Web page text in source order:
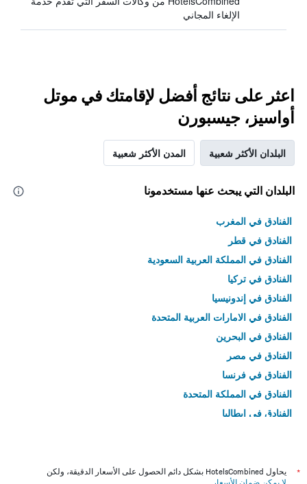
الإلغاء المجاني
اعثر على نتائج أفضل لإقامتك في موتل
أواسيز، جيسبورن
البلدان الأكثر شعبية المدن الأكثر شعبية
البلدان التي يبحث عنها مستخدمونا
الفنادق في المغرب
الفنادق في قطر
الفنادق في المملكة العربية السعودية
الفنادق في تركيا
الفنادق في إندونيسيا
الفنادق في الامارات العربية المتحدة
الفنادق في البحرين
الفنادق في مصر
الفنادق في فرنسا
الفنادق في المملكة المتحدة
الفنادق في إيطاليا
*
يحاول HotelsCombined بشكل دائم الحصول على الأسعار الدقيقة، ولكن